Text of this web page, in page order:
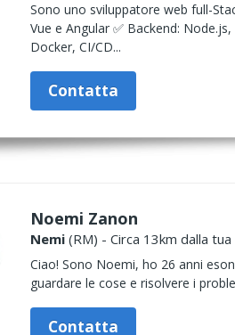
Sono uno sviluppatore web full-
Vue e Angular ✅ Backend:
Docker, CI/CD...
Contatta
Noemi Zanon
Nemi (RM) - Circa 13km dalla
Ciao! Sono Noemi, ho 26 anni
guardare le cose e risolvere i
Contatta